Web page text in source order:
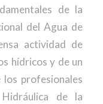
de la
del Agua de
actividad de
hídricos y de un
profesionales
de la